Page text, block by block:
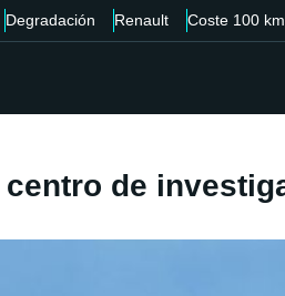
Degradación Renault Coste 100 km
de